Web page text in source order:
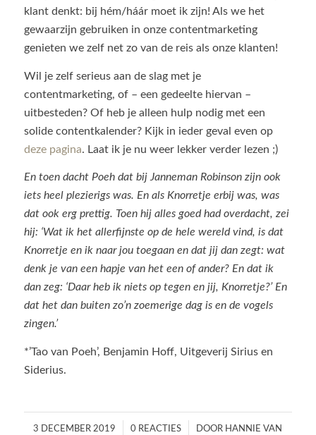
klant denkt: bij hém/háár moet ik zijn! Als we het
gewaarzijn gebruiken in onze contentmarketing
genieten we zelf net zo van de reis als onze klanten!
Wil je zelf serieus aan de slag met je
contentmarketing, of – een gedeelte hiervan –
uitbesteden? Of heb je alleen hulp nodig met een
solide contentkalender? Kijk in ieder geval even op
deze pagina. Laat ik je nu weer lekker verder lezen ;)
En toen dacht Poeh dat bij Janneman Robinson zijn ook
iets heel plezierigs was. En als Knorretje erbij was, was
dat ook erg prettig. Toen hij alles goed had overdacht, zei
hij: ‘Wat ik het allerfijnste op de hele wereld vind, is dat
Knorretje en ik naar jou toegaan en dat jij dan zegt: wat
denk je van een hapje van het een of ander? En dat ik
dan zeg: ‘Daar heb ik niets op tegen en jij, Knorretje?’ En
dat het dan buiten zo’n zoemerige dag is en de vogels
zingen.’
*’Tao van Poeh’, Benjamin Hoff, Uitgeverij Sirius en
Siderius.
3 DECEMBER 2019
/ 0 REACTIES
/ DOOR HANNIE VAN